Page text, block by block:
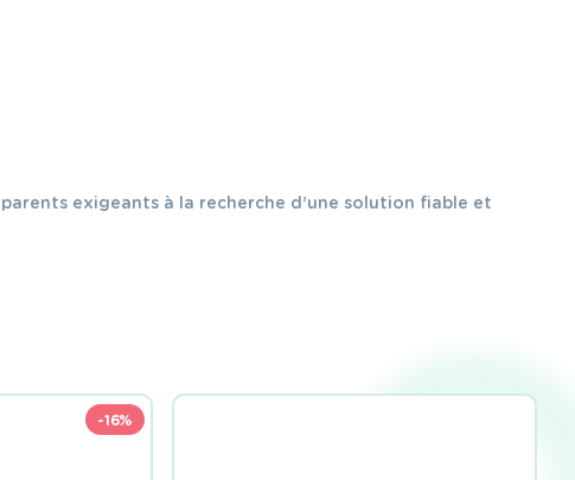
exigeants à la recherche d’une solution fiable et
-16%